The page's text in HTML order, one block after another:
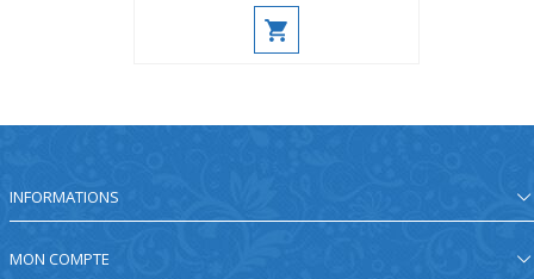
INFORMATIONS
MON COMPTE